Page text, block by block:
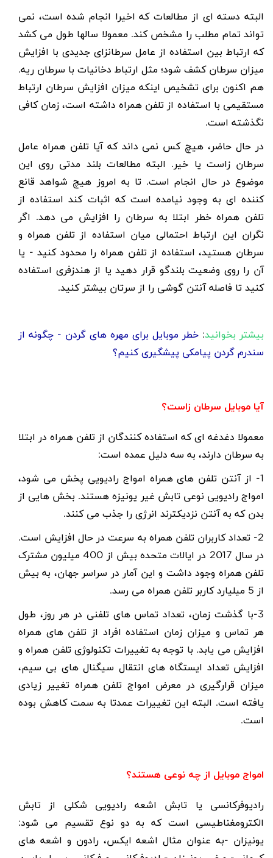
البته دسته ای از مطالعات که اخیرا انجام شده است، نمی
تواند تمام مطلب را مشخص کند. معمولا سالها طول می کشد
که ارتباط بین استفاده از عامل سرطانزای جدیدی با افزایش
میزان سرطان کشف شود؛ مثل ارتباط دخانیات با سرطان ریه.
هم اکنون برای تشخیص اینکه میزان افزایش سرطان ارتباط
مستقیمی با استفاده از تلفن همراه داشته است، زمان کافی
نگذشته است.
در حال حاضر، هیچ کس نمی داند که آیا تلفن همراه عامل
سرطان زاست یا خیر. البته مطالعات بلند مدتی روی این
موضوع در حال انجام است. تا به امروز هیچ شواهد قانع
کننده ای به وجود نیامده است که اثبات کند استفاده از
تلفن همراه خطر ابتلا به سرطان را افزایش می دهد. اگر
نگران این ارتباط احتمالی میان استفاده از تلفن همراه و
سرطان هستید، استفاده از تلفن همراه را محدود کنید - یا
آن را روی وضعیت بلندگو قرار دهید یا از هندزفری استفاده
کنید تا فاصله آنتن گوشی را از سرتان بیشتر کنید.
بیشتر بخوانید: خطر موبایل برای مهره های گردن - چگونه از
سندرم گردن پیامکی پیشگیری کنیم؟
آیا موبایل سرطان زاست؟
معمولا دغدغه ای که استفاده کنندگان از تلفن همراه در ابتلا
به سرطان دارند، به سه دلیل عمده است:
1- از آنتن تلفن های همراه امواج رادیویی پخش می شود،
امواج رادیویی نوعی تابش غیر یونیزه هستند. بخش هایی از
بدن که به آنتن نزدیکترند انرژی را جذب می کنند.
2- تعداد کاربران تلفن همراه به سرعت در حال افزایش است.
در سال 2017 در ایالات متحده بیش از 400 میلیون مشترک
تلفن همراه وجود داشت و این آمار در سراسر جهان، به بیش
از 5 میلیارد کاربر تلفن همراه می رسد.
3-با گذشت زمان، تعداد تماس های تلفنی در هر روز، طول
هر تماس و میزان زمان استفاده افراد از تلفن های همراه
افزایش می یابد. با توجه به تغییرات تکنولوژی تلفن همراه و
افزایش تعداد ایستگاه های انتقال سیگنال های بی سیم،
میزان قرارگیری در معرض امواج تلفن همراه تغییر زیادی
یافته است. البته این تغییرات عمدتا به سمت کاهش بوده
است.
امواج موبایل از چه نوعی هستند؟
رادیوفرکانسی یا تابش اشعه رادیویی شکلی از تابش
الکترومغناطیسی است که به دو نوع تقسیم می شود:
یونیزان -به عنوان مثال اشعه ایکس، رادون و اشعه های